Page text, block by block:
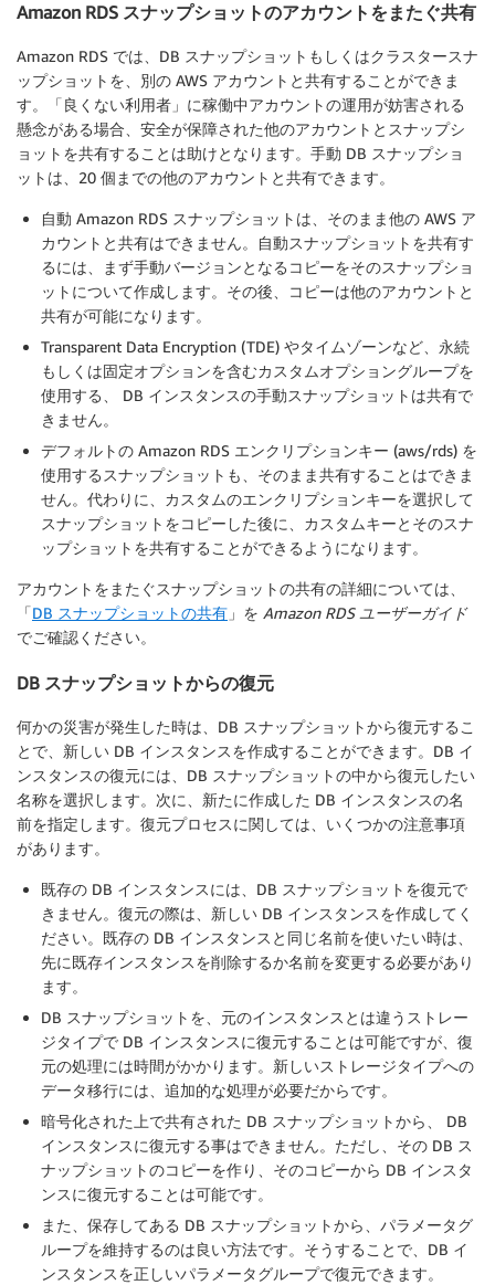
Amazon RDS スナップショットのアカウントをまたぐ共有
Amazon RDS では、DB スナップショットもしくはクラスタースナ
ップショットを、別の AWS アカウントと共有することができま
す。「良くない利用者」に稼働中アカウントの運用が妨害される
懸念がある場合、安全が保障された他のアカウントとスナップシ
ョットを共有することは助けとなります。手動 DB スナップショ
ットは、20 個までの他のアカウントと共有できます。
自動 Amazon RDS スナップショットは、そのまま他の AWS ア
カウントと共有はできません。自動スナップショットを共有す
るには、まず手動バージョンとなるコピーをそのスナップショ
ットについて作成します。その後、コピーは他のアカウントと
共有が可能になります。
Transparent Data Encryption (TDE) やタイムゾーンなど、永続
もしくは固定オプションを含むカスタムオプショングループを
使用する、 DB インスタンスの手動スナップショットは共有で
きません。
デフォルトの Amazon RDS エンクリプションキー (aws/rds) を
使用するスナップショットも、そのまま共有することはできま
せん。代わりに、カスタムのエンクリプションキーを選択して
スナップショットをコピーした後に、カスタムキーとそのスナ
ップショットを共有することができるようになります。
アカウントをまたぐスナップショットの共有の詳細については、
「DB スナップショットの共有 」を Amazon RDS ユーザーガイド
でご確認ください。
DB スナップショットからの復元
何かの災害が発生した時は、DB スナップショットから復元するこ
とで、新しい DB インスタンスを作成することができます。DB イ
ンスタンスの復元には、DB スナップショットの中から復元したい
名称を選択します。次に、新たに作成した DB インスタンスの名
前を指定します。復元プロセスに関しては、いくつかの注意事項
があります。
既存の DB インスタンスには、DB スナップショットを復元で
きません。復元の際は、新しい DB インスタンスを作成してく
ださい。既存の DB インスタンスと同じ名前を使いたい時は、
先に既存インスタンスを削除するか名前を変更する必要があり
ます。
DB スナップショットを、元のインスタンスとは違うストレー
ジタイプで DB インスタンスに復元することは可能ですが、復
元の処理には時間がかかります。新しいストレージタイプへの
データ移行には、追加的な処理が必要だからです。
暗号化された上で共有された DB スナップショットから、 DB
インスタンスに復元する事はできません。ただし、その DB ス
ナップショットのコピーを作り、そのコピーから DB インスタ
ンスに復元することは可能です。
また、保存してある DB スナップショットから、パラメータグ
ループを維持するのは良い方法です。そうすることで、DB イ
ンスタンスを正しいパラメータグループで復元できます。